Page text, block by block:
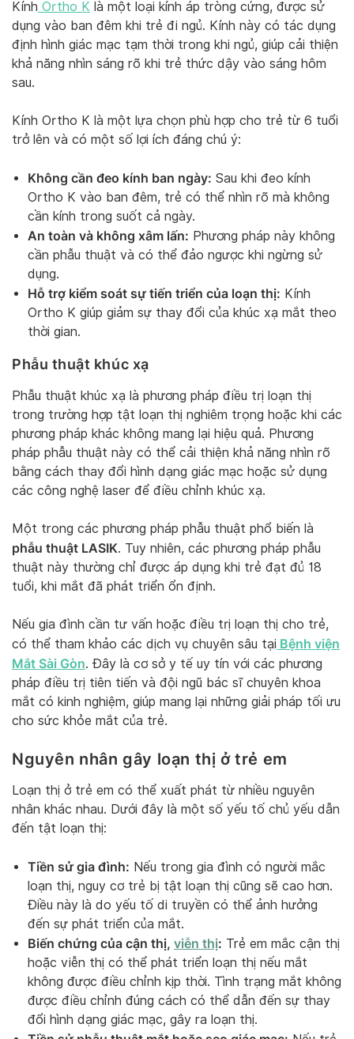
Kính Ortho K là một loại kính áp tròng cứng, được sử
dụng vào ban đêm khi trẻ đi ngủ. Kính này có tác dụng
định hình giác mạc tạm thời trong khi ngủ, giúp cải thiện
khả năng nhìn sáng rõ khi trẻ thức dậy vào sáng hôm
sau.
Kính Ortho K là một lựa chọn phù hợp cho trẻ từ 6 tuổi
trở lên và có một số lợi ích đáng chú ý:
Không cần đeo kính ban ngày: Sau khi đeo kính
Ortho K vào ban đêm, trẻ có thể nhìn rõ mà không
cần kính trong suốt cả ngày.
An toàn và không xâm lấn: Phương pháp này không
cần phẫu thuật và có thể đảo ngược khi ngừng sử
dụng.
Hỗ trợ kiểm soát sự tiến triển của loạn thị: Kính
Ortho K giúp giảm sự thay đổi của khúc xạ mắt theo
thời gian.
Phẫu thuật khúc xạ
Phẫu thuật khúc xạ là phương pháp điều trị loạn thị
trong trường hợp tật loạn thị nghiêm trọng hoặc khi các
phương pháp khác không mang lại hiệu quả. Phương
pháp phẫu thuật này có thể cải thiện khả năng nhìn rõ
bằng cách thay đổi hình dạng giác mạc hoặc sử dụng
các công nghệ laser để điều chỉnh khúc xạ.
Một trong các phương pháp phẫu thuật phổ biến là
phẫu thuật LASIK. Tuy nhiên, các phương pháp phẫu
thuật này thường chỉ được áp dụng khi trẻ đạt đủ 18
tuổi, khi mắt đã phát triển ổn định.
Nếu gia đình cần tư vấn hoặc điều trị loạn thị cho trẻ,
có thể tham khảo các dịch vụ chuyên sâu tại Bệnh viện
Mắt Sài Gòn. Đây là cơ sở y tế uy tín với các phương
pháp điều trị tiên tiến và đội ngũ bác sĩ chuyên khoa
mắt có kinh nghiệm, giúp mang lại những giải pháp tối ưu
cho sức khỏe mắt của trẻ.
Nguyên nhân gây loạn thị ở trẻ em
Loạn thị ở trẻ em có thể xuất phát từ nhiều nguyên
nhân khác nhau. Dưới đây là một số yếu tố chủ yếu dẫn
đến tật loạn thị:
Tiền sử gia đình: Nếu trong gia đình có người mắc
loạn thị, nguy cơ trẻ bị tật loạn thị cũng sẽ cao hơn.
Điều này là do yếu tố di truyền có thể ảnh hưởng
đến sự phát triển của mắt.
Biến chứng của cận thị, viễn thị: Trẻ em mắc cận thị
hoặc viễn thị có thể phát triển loạn thị nếu mắt
không được điều chỉnh kịp thời. Tình trạng mắt không
được điều chỉnh đúng cách có thể dẫn đến sự thay
đổi hình dạng giác mạc, gây ra loạn thị.